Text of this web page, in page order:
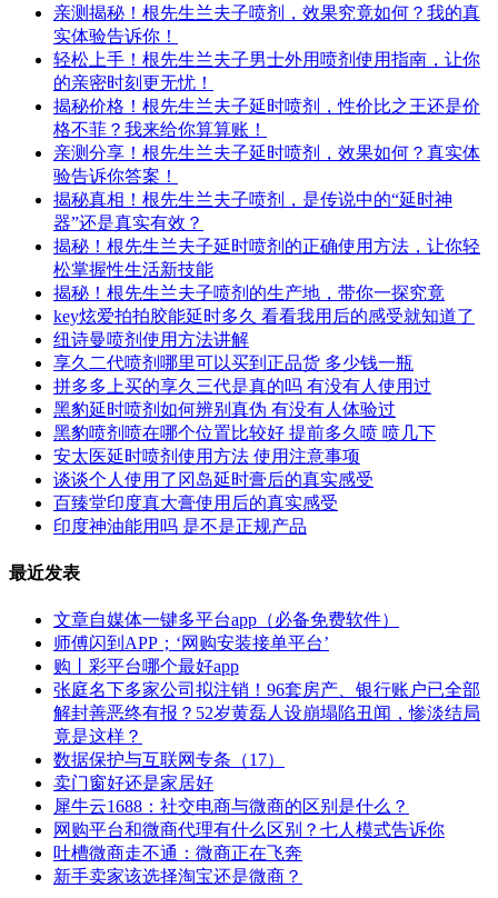
亲测揭秘！根先生兰夫子喷剂，效果究竟如何？我的真
实体验告诉你！
轻松上手！根先生兰夫子男士外用喷剂使用指南，让你
的亲密时刻更无忧！
揭秘价格！根先生兰夫子延时喷剂，性价比之王还是价
格不菲？我来给你算算账！
亲测分享！根先生兰夫子延时喷剂，效果如何？真实体
验告诉你答案！
揭秘真相！根先生兰夫子喷剂，是传说中的“延时神
器”还是真实有效？
揭秘！根先生兰夫子延时喷剂的正确使用方法，让你轻
松掌握性生活新技能
揭秘！根先生兰夫子喷剂的生产地，带你一探究竟
key炫爱拍拍胶能延时多久 看看我用后的感受就知道了
纽诗曼喷剂使用方法讲解
享久二代喷剂哪里可以买到正品货 多少钱一瓶
拼多多上买的享久三代是真的吗 有没有人使用过
黑豹延时喷剂如何辨别真伪 有没有人体验过
黑豹喷剂喷在哪个位置比较好 提前多久喷 喷几下
安太医延时喷剂使用方法 使用注意事项
谈谈个人使用了冈岛延时膏后的真实感受
百臻堂印度真大膏使用后的真实感受
印度神油能用吗 是不是正规产品
最近发表
文章自媒体一键多平台app（必备免费软件）
师傅闪到APP；‘网购安装接单平台’
购丨彩平台哪个最好app
张庭名下多家公司拟注销！96套房产、银行账户已全部
解封善恶终有报？52岁黄磊人设崩塌陷丑闻，惨淡结局
竟是这样？
数据保护与互联网专条（17）
卖门窗好还是家居好
犀牛云1688：社交电商与微商的区别是什么？
网购平台和微商代理有什么区别？七人模式告诉你
吐槽微商走不通：微商正在飞奔
新手卖家该选择淘宝还是微商？